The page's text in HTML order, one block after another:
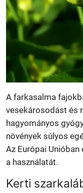
A farkasalma
vesekárosodást és
hagyományos
növények súlyos
Az Európai
a használatát.
Kerti